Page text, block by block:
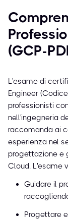
(GCP-
L'esame di
Engineer
professionisti
nell'ingegneria
raccomanda ai
esperienza nel
progettazione e
Cloud. L'esame
Guidare il
Progettare